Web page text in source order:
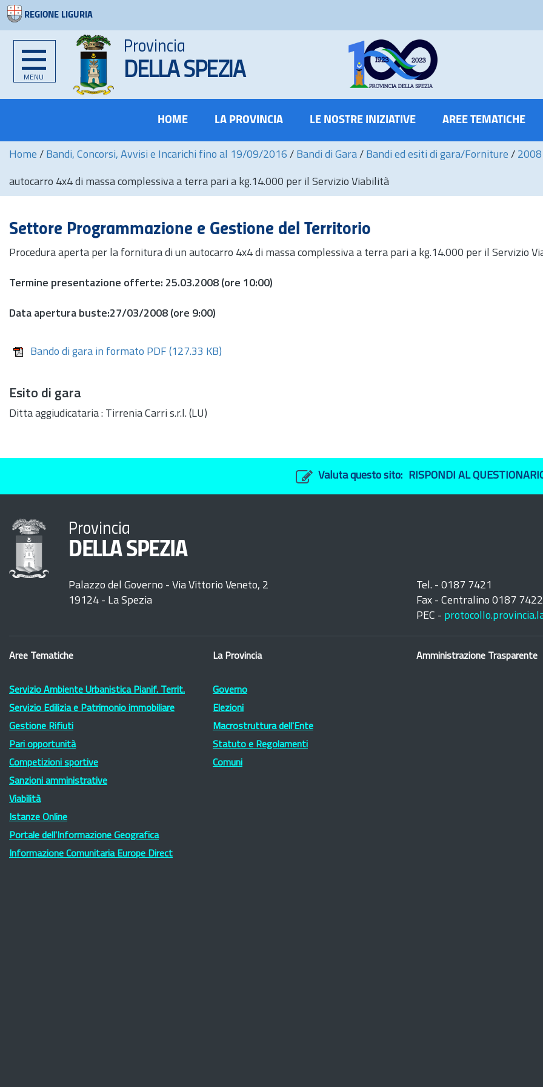
REGIONE LIGURIA
MENU
Provincia
DELLA SPEZIA
HOME LA PROVINCIA LE NOSTRE INIZIATIVE AREE TEMATICHE
Home / Bandi, Concorsi, Avvisi e Incarichi fino al 19/09/2016 / Bandi di Gara / Bandi ed esiti di gara/Forniture / 2008
autocarro 4x4 di massa complessiva a terra pari a kg.14.000 per il Servizio Viabilità
Settore Programmazione e Gestione del Territorio
Procedura aperta per la fornitura di un autocarro 4x4 di massa complessiva a terra pari a kg.14.000 per il Servizio
Termine presentazione offerte: 25.03.2008 (ore 10:00)
Data apertura buste:27/03/2008 (ore 9:00)
Bando di gara in formato PDF (127.33 KB)
Esito di gara
Ditta aggiudicataria : Tirrenia Carri s.r.l. (LU)
Valuta questo sito: RISPONDI AL
Provincia
DELLA SPEZIA
Palazzo del Governo - Via Vittorio Veneto, 2
19124 - La Spezia
Tel. - 0187 7421
Fax - Centralino 0187
PEC -
Aree Tematiche
Servizio Ambiente Urbanistica Pianif. Territ.
Servizio Edilizia e Patrimonio immobiliare
Gestione Rifiuti
Pari opportunità
Competizioni sportive
Sanzioni amministrative
Viabilità
Istanze Online
Portale dell'Informazione Geografica
Informazione Comunitaria Europe Direct
La Provincia
Governo
Elezioni
Macrostruttura dell'Ente
Statuto e Regolamenti
Comuni
Amministrazione Trasparente